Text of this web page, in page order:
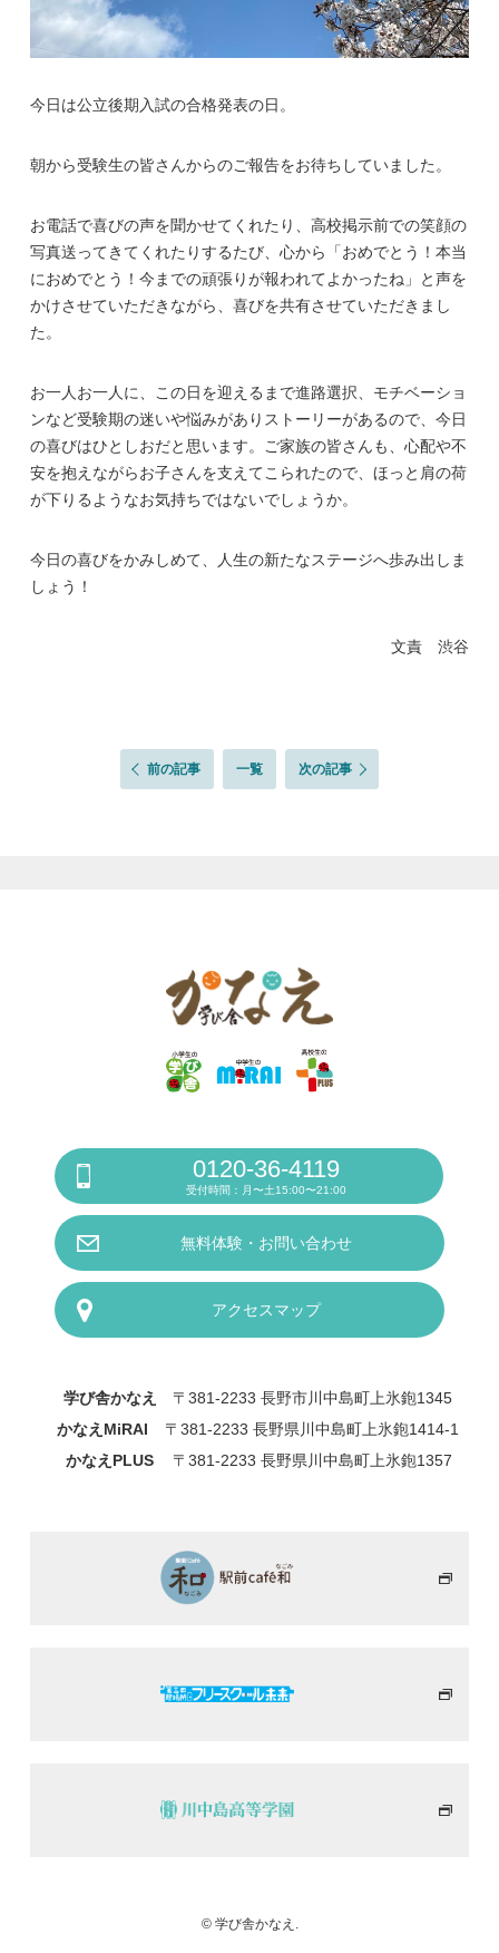
今日は公立後期入試の合格発表の日。
朝から受験生の皆さんからのご報告をお待ちしていました。
お電話で喜びの声を聞かせてくれたり、高校掲示前での笑顔の
写真送ってきてくれたりするたび、心から「おめでとう！本当
におめでとう！今までの頑張りが報われてよかったね」と声を
かけさせていただきながら、喜びを共有させていただきまし
た。
お一人お一人に、この日を迎えるまで進路選択、モチベーショ
ンなど受験期の迷いや悩みがありストーリーがあるので、今日
の喜びはひとしおだと思います。ご家族の皆さんも、心配や不
安を抱えながらお子さんを支えてこられたので、ほっと肩の荷
が下りるようなお気持ちではないでしょうか。
今日の喜びをかみしめて、人生の新たなステージへ歩み出しま
しょう！
文責 渋谷
前の記事 一覧 次の記事
0120-36-4119
受付時間：月〜土15:00〜21:00
無料体験・お問い合わせ
アクセスマップ
学び舎かなえ
〒381-2233 長野市川中島町上氷鉋1345
かなえMiRAI
〒381-2233 長野県川中島町上氷鉋1414-1
かなえPLUS
〒381-2233 長野県川中島町上氷鉋1357
© 学び舎かなえ.